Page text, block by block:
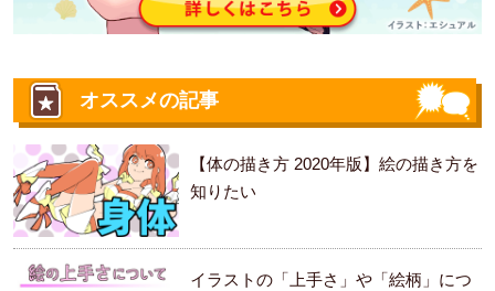
オススメの記事
【体の描き方 2020年版】絵の描き方を
知りたい
イラストの「上手さ」や「絵柄」につ